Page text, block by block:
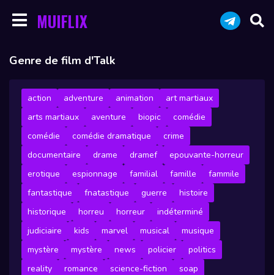
MUIFLIX
Genre de film d'Talk
action adventure animation
art martiaux
arts martiaux
aventure biopic
comédie
comédie
comédie dramatique
crime
documentaire
drame dramef
epouvante-horreur
erotique
espionnage familial famille
fammile
fantastique
fnatastique guerre
histoire
historique
horreu horreur
indéterminé
judiciaire
kids marvel musical
musique
mystère
mystère news policier
politics
reality
romance science-fiction
soap